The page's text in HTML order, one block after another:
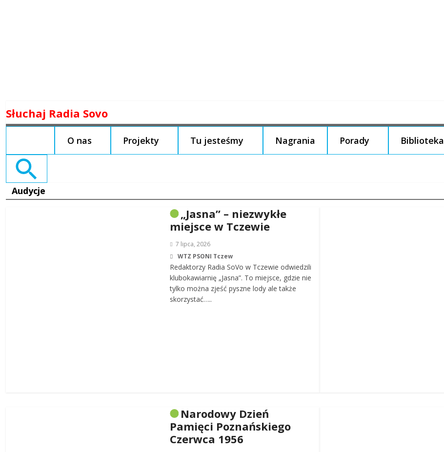
to
Słuchaj Radia Sovo
O nas Projekty Tu jesteśmy Nagrania Porady Biblioteka
Search
Audycje
„Jasna” – niezwykłe
miejsce w Tczewie
7 lipca, 2026
WTZ PSONI Tczew
Redaktorzy Radia SoVo w Tczewie odwiedzili
klubokawiarnię „Jasna”. To miejsce, gdzie nie
tylko można zjeść pyszne lody ale także
skorzystać…..
Narodowy Dzień
Pamięci Poznańskiego
Czerwca 1956